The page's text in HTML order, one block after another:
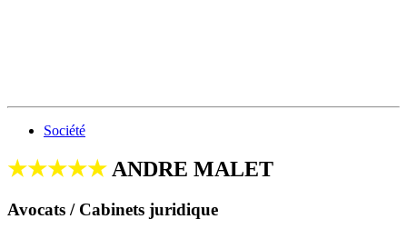
Société
★★★★★ANDRE MALET
Avocats / Cabinets juridique